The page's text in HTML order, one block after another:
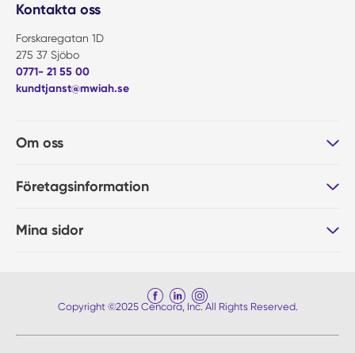
Kontakta oss
Forskaregatan 1D
275 37 Sjöbo
0771- 21 55 00
kundtjanst@mwiah.se
Om oss
Företagsinformation
Mina sidor
Copyright ©2025 Cencora, Inc. All Rights Reserved.